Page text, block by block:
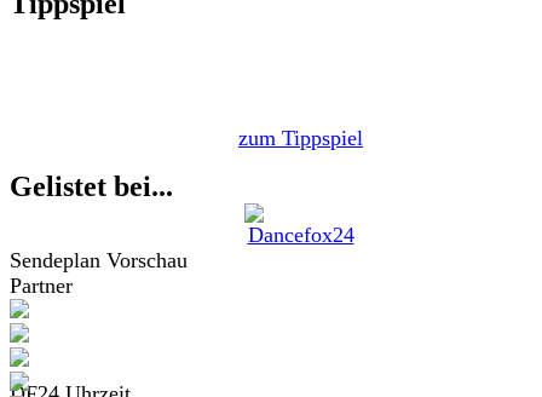
zum Tippspiel
Gelistet bei...
Sendeplan Vorschau
Partner